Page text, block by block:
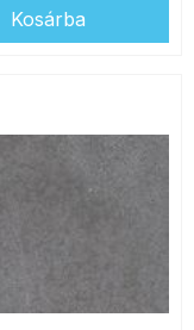
Kosárba